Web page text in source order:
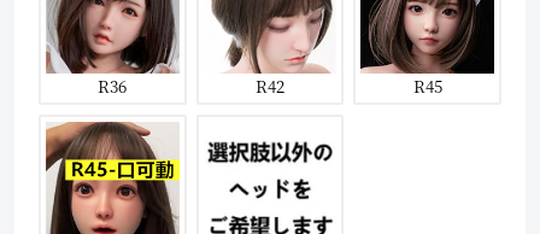
R36 R42 R45